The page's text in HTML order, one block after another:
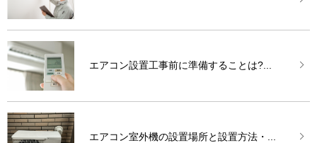
エアコン設置工事前に準備することは?...
エアコン室外機の設置場所と設置方法・...